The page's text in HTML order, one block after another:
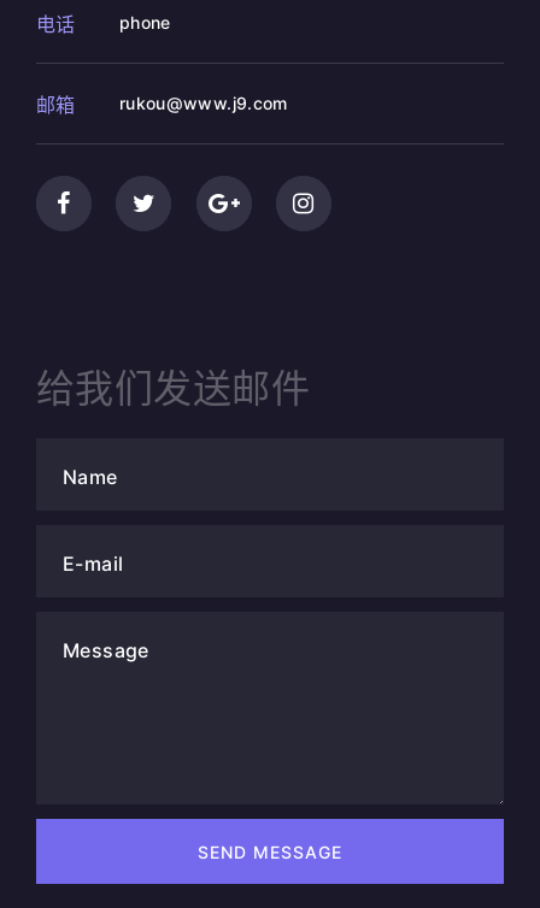
电话 phone
邮箱 rukou@www.j9.com
给我们发送邮件
Name
E-mail
Message
SEND MESSAGE